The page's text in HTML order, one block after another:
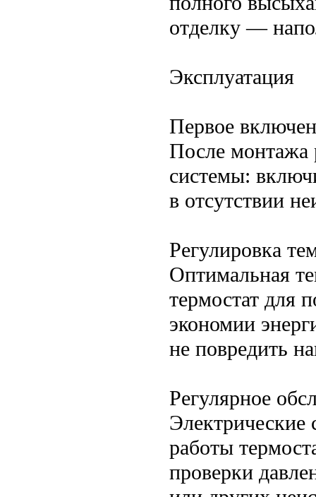
отделку —
Эксплуатация
Первое
После монтажа
системы:
в отсутствии
Регулировка
Оптимальная
термостат для
экономии
не повредить
Регулярное
Электрические
работы
проверки